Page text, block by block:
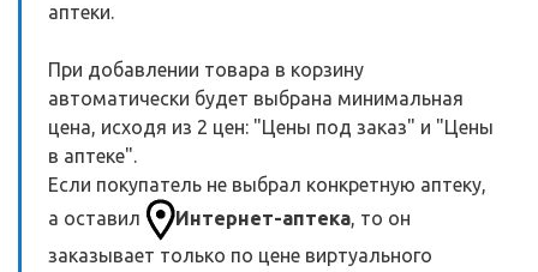
аптеки.
При добавлении товара в корзину
автоматически будет выбрана минимальная
цена, исходя из 2 цен: "Цены под заказ" и "Цены
в аптеке".
Если покупатель не выбрал конкретную аптеку,
а оставил
Интернет-аптека, то он
заказывает только по цене виртуального